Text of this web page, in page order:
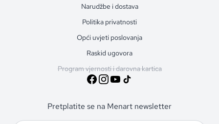
Narudžbe i dostava
Politika privatnosti
Opći uvjeti poslovanja
Raskid ugovora
Program vjernosti i darovna kartica
Pretplatite se na Menart newsletter